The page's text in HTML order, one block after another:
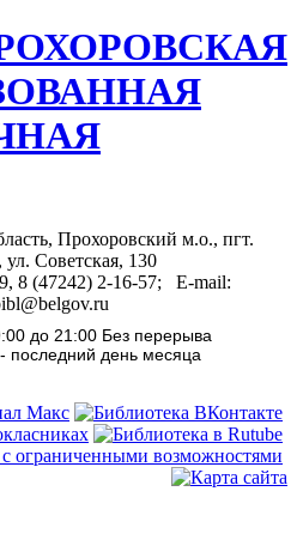
Прохоровский м.о., пгт.
Советская, 130
8 (47242) 2-16-57; E-mail:
до 21:00 Без перерыва
последний день месяца